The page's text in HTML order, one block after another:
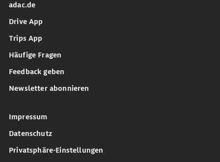
adac.de
Drive App
Trips App
Häufige Fragen
Feedback geben
Newsletter abonnieren
Impressum
Datenschutz
Privatsphäre-Einstellungen